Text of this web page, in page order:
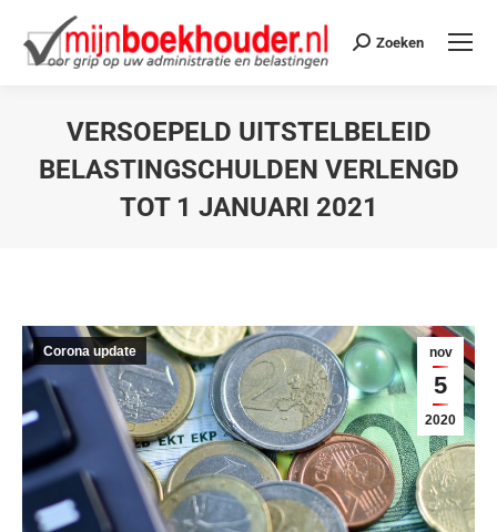
Zoeken
VERSOEPELD UITSTELBELEID
BELASTINGSCHULDEN VERLENGD
TOT 1 JANUARI 2021
nov
5
2020
Corona update